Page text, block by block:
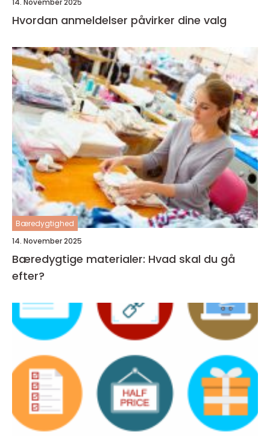
14. November 2025
Hvordan anmeldelser påvirker dine valg
Bæredygtighed
14. November 2025
Bæredygtige materialer: Hvad skal du gå
efter?